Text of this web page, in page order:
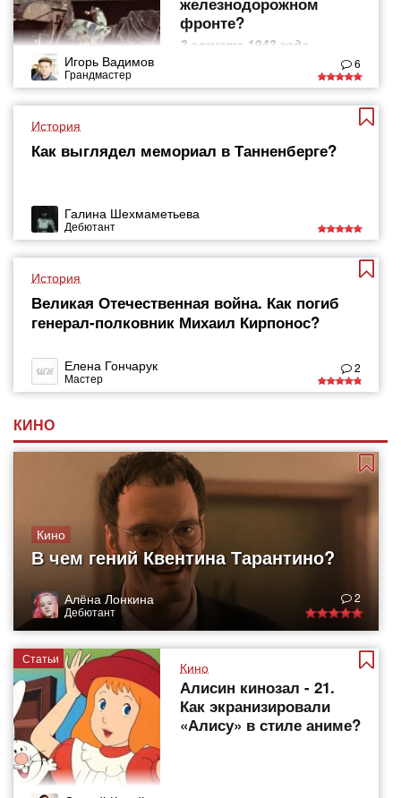
фронте?
3 августа 1943 года
Игорь Вадимов
Грандмастер
6
История
Как выглядел мемориал в Танненберге?
Галина Шехмаметьева
Дебютант
История
Великая Отечественная война. Как погиб
генерал-полковник Михаил Кирпонос?
Елена Гончарук
Мастер
2
КИНО
Кино
В чем гений Квентина Тарантино?
Алёна Лонкина
Дебютант
2
Статьи
Кино
Алисин кинозал - 21.
Как экранизировали
«Алису» в стиле аниме?